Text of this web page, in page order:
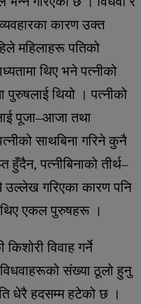
कारण उक्त
महिलाहरू पतिको
थिए भने पत्नीको
पुरुषलाई थियो । पत्नीको
पूजा–आजा तथा
साथबिना गरिने कुनै
हुँदैन, पत्नीबिनाको तीर्थ–
उल्लेख गरिएका कारण पनि
थिए एकल पुरुषहरू ।
विवाह गर्ने
संख्या ठूलो हुनु
धेरै हदसम्म हटेको छ ।